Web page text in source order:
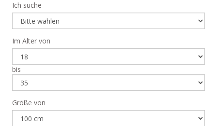
Ich suche
Im Alter von
bis
Größe von